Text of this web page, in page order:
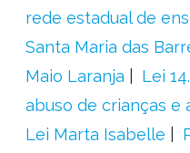
rede estadual de
Santa Maria das
Maio Laranja
Lei
abuso de crianças e
Lei Marta Isabelle